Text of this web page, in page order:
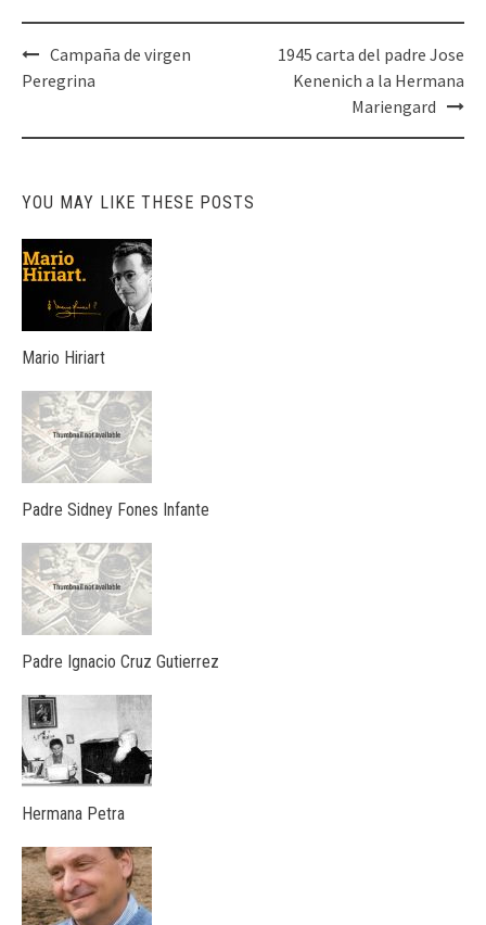
Post
navigation
Campaña de virgen
Peregrina
1945 carta del padre Jose
Kenenich a la Hermana
Mariengard
YOU MAY LIKE THESE POSTS
Mario Hiriart
Padre Sidney Fones Infante
Padre Ignacio Cruz Gutierrez
Hermana Petra